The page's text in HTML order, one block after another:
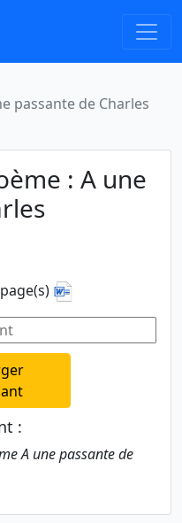
passante de Charles
: A une
page(s)
:
A une passante de